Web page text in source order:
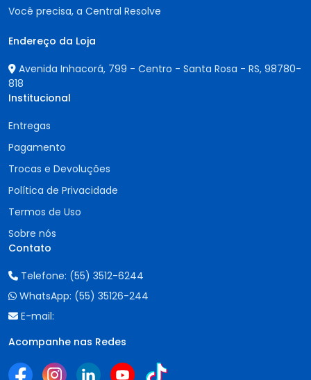
Você precisa, a Central Resolve
Endereço da Loja
Avenida Inhacorá, 799 - Centro - Santa Rosa - RS, 98780-
818
Institucional
Entregas
Pagamento
Trocas e Devoluções
Política de Privacidade
Termos de Uso
Sobre nós
Contato
Telefone: (55) 3512-6244
WhatsApp: (55) 35126-244
E-mail:
Acompanhe nas Redes